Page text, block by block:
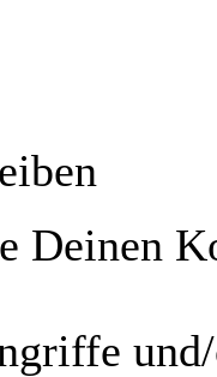
Deinen